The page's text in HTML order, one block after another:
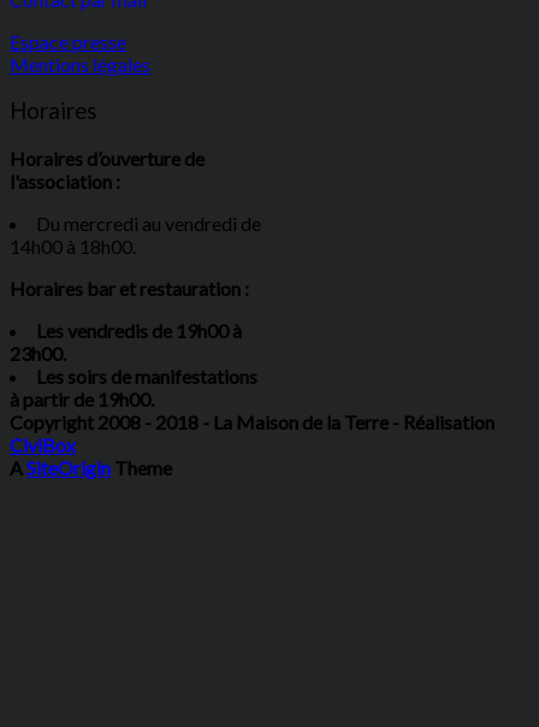
Espace presse
Mentions légales
Horaires
Horaires d’ouverture de
l'association :
Du mercredi au vendredi de
14h00 à 18h00.
Horaires bar et restauration :
Les vendredis de 19h00 à
23h00.
Les soirs de manifestations
à partir de 19h00.
Copyright 2008 - 2018 - La Maison de la Terre - Réalisation
CiviBox
ASiteOrigin Theme